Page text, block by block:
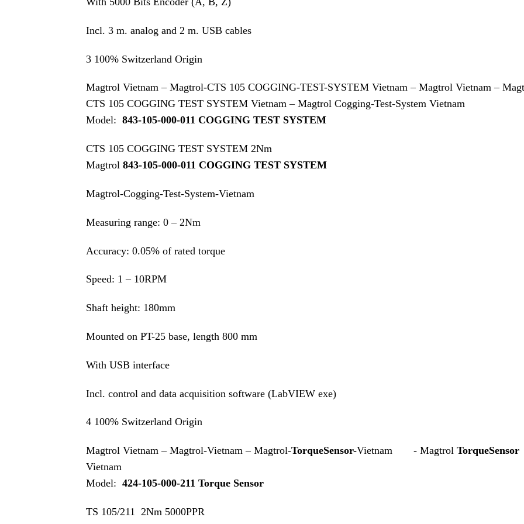
Incl. 3 m. analog and 2 m. USB cables
3 100% Switzerland Origin
Magtrol Vietnam – Magtrol-CTS 105 COGGING-TEST-SYSTEM Vietnam – Magtrol Vietnam –
CTS 105 COGGING TEST SYSTEM Vietnam – Magtrol Cogging-Test-System Vietnam
Model: 843-105-000-011 COGGING TEST SYSTEM
CTS 105 COGGING TEST SYSTEM 2Nm
Magtrol 843-105-000-011 COGGING TEST SYSTEM
Magtrol-Cogging-Test-System-Vietnam
Measuring range: 0 – 2Nm
Accuracy: 0.05% of rated torque
Speed: 1 – 10RPM
Shaft height: 180mm
Mounted on PT-25 base, length 800 mm
With USB interface
Incl. control and data acquisition software (LabVIEW exe)
4 100% Switzerland Origin
Magtrol Vietnam – Magtrol-Vietnam – Magtrol-TorqueSensor-Vietnam - Magtrol TorqueSensor
Vietnam
Model: 424-105-000-211 Torque Sensor
TS 105/211 2Nm 5000PPR